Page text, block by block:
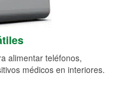
alimentar teléfonos,
médicos en interiores.